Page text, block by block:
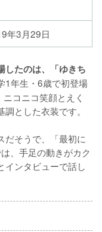
年3月29日
したのは、「ゆきち
1年生・6歳で初登場
コニコ笑顔とえく
とした衣装です。
だそうで、「最初に
、手足の動きがカク
インタビューで話し